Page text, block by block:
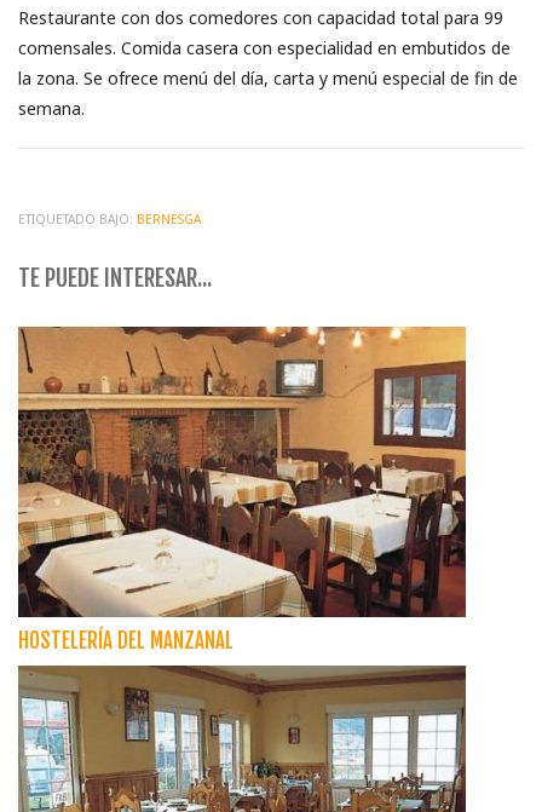
Restaurante con dos comedores con capacidad total para 99
comensales. Comida casera con especialidad en embutidos de
la zona. Se ofrece menú del día, carta y menú especial de fin de
semana.
ETIQUETADO BAJO: BERNESGA
TE PUEDE INTERESAR...
HOSTELERÍA DEL MANZANAL